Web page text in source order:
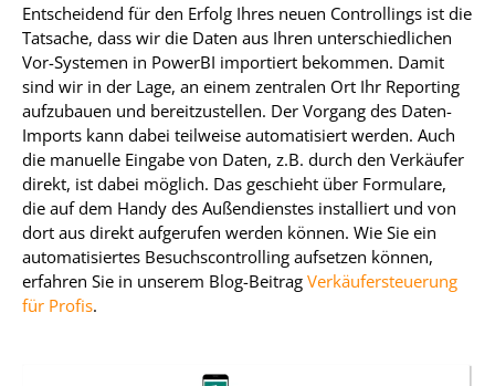
Entscheidend für den Erfolg Ihres neuen Controllings ist die
Tatsache, dass wir die Daten aus Ihren unterschiedlichen
Vor-Systemen in PowerBI importiert bekommen. Damit
sind wir in der Lage, an einem zentralen Ort Ihr Reporting
aufzubauen und bereitzustellen. Der Vorgang des Daten-
Imports kann dabei teilweise automatisiert werden. Auch
die manuelle Eingabe von Daten, z.B. durch den Verkäufer
direkt, ist dabei möglich. Das geschieht über Formulare,
die auf dem Handy des Außendienstes installiert und von
dort aus direkt aufgerufen werden können. Wie Sie ein
automatisiertes Besuchscontrolling aufsetzen können,
erfahren Sie in unserem Blog-Beitrag Verkäufersteuerung
für Profis.